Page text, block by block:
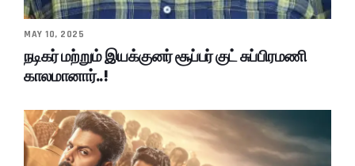
MAY 10, 2025
நடிகர் மற்றும் இயக்குனர் சூப்பர் குட் சுப்பிரமணி
காலமானார்..!